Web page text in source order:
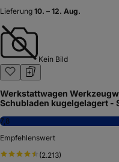
Lieferung 10. – 12. Aug.
Kein Bild
Werkstattwagen
Schubladen kugelgelagert -
7,8
Empfehlenswert
(2.213)